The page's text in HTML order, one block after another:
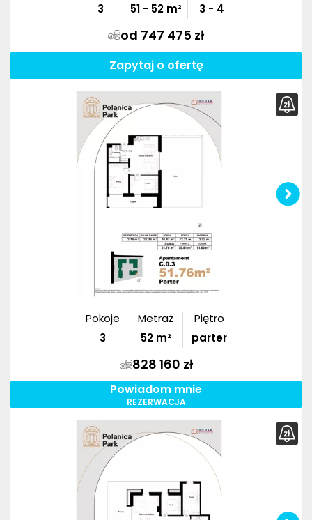
3
51 - 52 m²
3 - 4
od 747 475 zł
Zapytaj o ofertę
Pokoje
3
Metraż
52m²
Piętro
parter
828 160 zł
Powiadom mnie
REZERWACJA